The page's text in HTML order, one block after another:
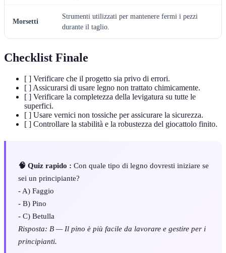
Morsetti
Strumenti utilizzati per mantenere fermi i pezzi
durante il taglio.
Checklist Finale
[ ] Verificare che il progetto sia privo di errori.
[ ] Assicurarsi di usare legno non trattato chimicamente.
[ ] Verificare la completezza della levigatura su tutte le
superfici.
[ ] Usare vernici non tossiche per assicurare la sicurezza.
[ ] Controllare la stabilità e la robustezza del giocattolo finito.
🧠 Quiz rapido : Con quale tipo di legno dovresti iniziare se
sei un principiante?
- A) Faggio
- B) Pino
- C) Betulla
Risposta: B — Il pino è più facile da lavorare e gestire per i
principianti.